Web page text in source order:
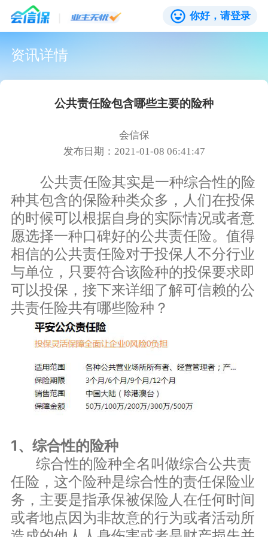
你好，请登录
资讯详情
公共责任险包含哪些主要的险种
会信保
发布日期：2021-01-08 06:41:47
公共责任险其实是一种综合性的险
种其包含的保险种类众多，人们在投保
的时候可以根据自身的实际情况或者意
愿选择一种口碑好的公共责任险。值得
相信的公共责任险对于投保人不分行业
与单位，只要符合该险种的投保要求即
可以投保，接下来详细了解可信赖的公
共责任险共有哪些险种？
1、综合性的险种
综合性的险种全名叫做综合公共责
任险，这个险种是综合性的责任保险业
务，主要是指承保被保险人在任何时间
或者地点因为非故意的行为或者活动所